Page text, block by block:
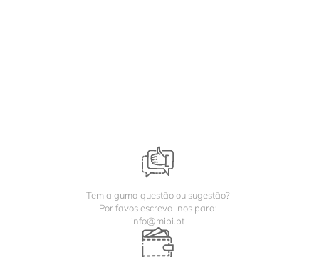
Tem alguma questão ou sugestão?
Por favos escreva-nos para:
info@mipi.pt